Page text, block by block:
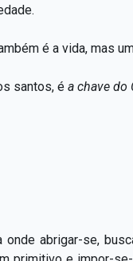
é a vida, mas
santos, é a chave do
abrigar-se,